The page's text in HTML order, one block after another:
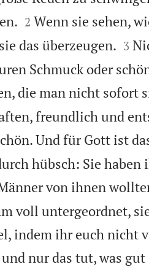

2 Wenn sie sehen,
das überzeugen.
3
Schmuck oder
die man nicht sofort
freundlich und
Und für Gott ist
hübsch: Sie
von ihnen
voll untergeordnet,
indem ihr euch nicht
nur das tut, was